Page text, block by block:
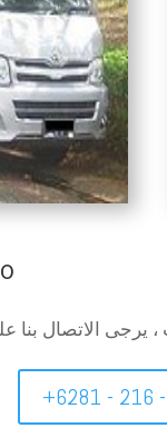
الاتصال بنا
+6281 - 216